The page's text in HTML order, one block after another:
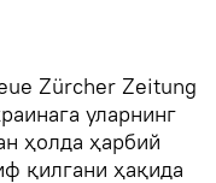
Zürcher Zeitung
уларнинг
ҳолда ҳарбий
қилгани ҳақида